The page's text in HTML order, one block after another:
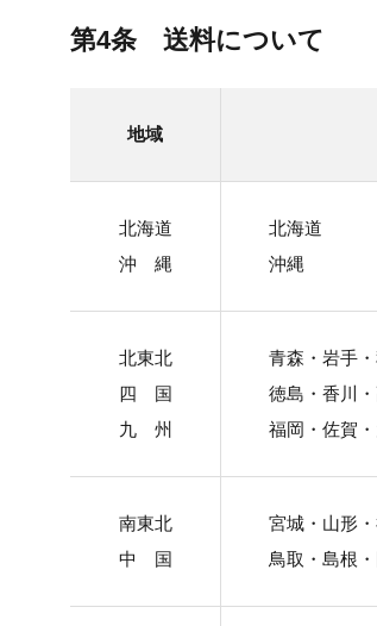
第4条 送料について
地域
北海道
沖 縄
北海道
沖縄
北東北
四 国
九 州
青森・岩手
徳島・香川
福岡・佐賀
南東北
中 国
宮城・山形
鳥取・島根